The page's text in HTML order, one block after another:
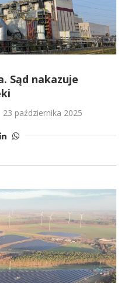
Sąd nakazuje
23 października 2025